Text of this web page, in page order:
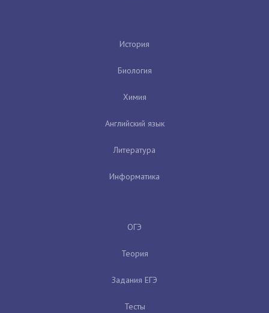
История
Биология
Химия
Английский язык
Литература
Информатика
ОГЭ
Теория
Задания ЕГЭ
Тесты